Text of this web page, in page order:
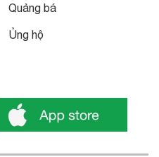
Quảng bá
Ủng hộ